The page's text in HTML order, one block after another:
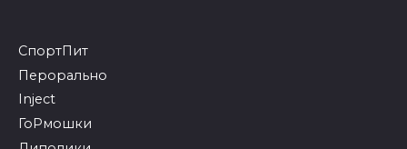
СпортПит
Перорально
Inject
ГоРмошки